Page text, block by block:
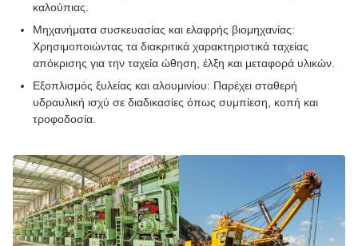
καλούπιας.
Μηχανήματα συσκευασίας και ελαφρής βιομηχανίας:
Χρησιμοποιώντας τα διακριτικά χαρακτηριστικά ταχείας
απόκρισης για την ταχεία ώθηση, έλξη και μεταφορά υλικών.
Εξοπλισμός ξυλείας και αλουμινίου: Παρέχει σταθερή
υδραυλική ισχύ σε διαδικασίες όπως συμπίεση, κοπή και
τροφοδοσία.